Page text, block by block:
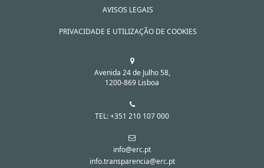
AVISOS LEGAIS
PRIVACIDADE E UTILIZAÇÃO DE COOKIES
Avenida 24 de Julho 58,
1200-869 Lisboa
TEL: +351 210 107 000
info@erc.pt
info.transparencia@erc.pt